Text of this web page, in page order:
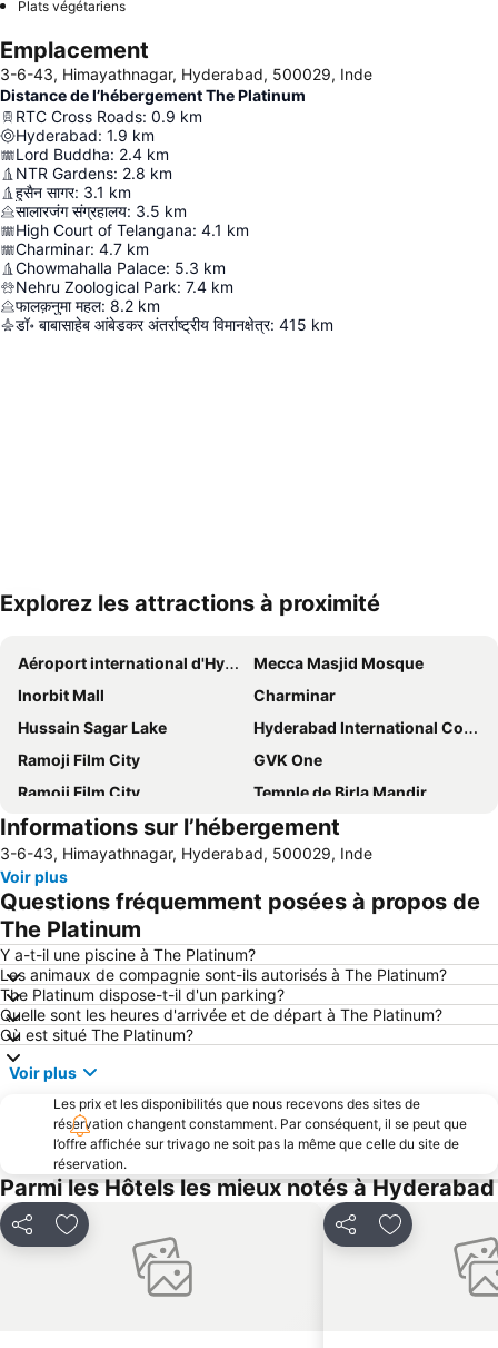
Plats végétariens
Emplacement
3-6-43, Himayathnagar, Hyderabad, 500029, Inde
Distance de l’hébergement The Platinum
RTC Cross Roads: 0.9 km
Hyderabad: 1.9 km
Lord Buddha: 2.4 km
NTR Gardens: 2.8 km
हुसैन सागर: 3.1 km
सालारजंग संग्रहालय: 3.5 km
High Court of Telangana: 4.1 km
Charminar: 4.7 km
Chowmahalla Palace: 5.3 km
Nehru Zoological Park: 7.4 km
फालक़नुमा महल: 8.2 km
डॉ॰ बाबासाहेब आंबेडकर अंतर्राष्ट्रीय विमानक्षेत्र: 415 km
Explorez les attractions à proximité
Aéroport international d'Hyderabad
Mecca Masjid Mosque
Inorbit Mall
Charminar
Hussain Sagar Lake
Hyderabad International Convention Center
Ramoji Film City
GVK One
Ramoji Film City
Temple de Birla Mandir
Fort de Golconda
Informations sur l’hébergement
3-6-43, Himayathnagar, Hyderabad, 500029, Inde
Voir plus
Questions fréquemment posées à propos de
The Platinum
Y a-t-il une piscine à The Platinum?
Les animaux de compagnie sont-ils autorisés à The Platinum?
The Platinum dispose-t-il d'un parking?
Quelle sont les heures d'arrivée et de départ à The Platinum?
Où est situé The Platinum?
Voir plus
Les prix et les disponibilités que nous recevons des sites de
réservation changent constamment. Par conséquent, il se peut que
l’offre affichée sur trivago ne soit pas la même que celle du site de
réservation.
Parmi les Hôtels les mieux notés à Hyderabad
PartagerAjouter à mes favoris PartagerAjouter à